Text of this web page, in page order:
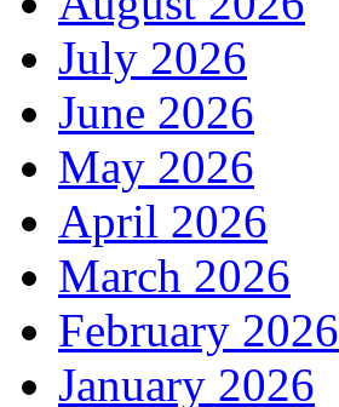
July 2026
June 2026
May 2026
April 2026
March 2026
February 2026
January 2026